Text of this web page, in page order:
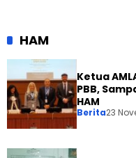
HAM
Ketua
PBB,
HAM
Berita23